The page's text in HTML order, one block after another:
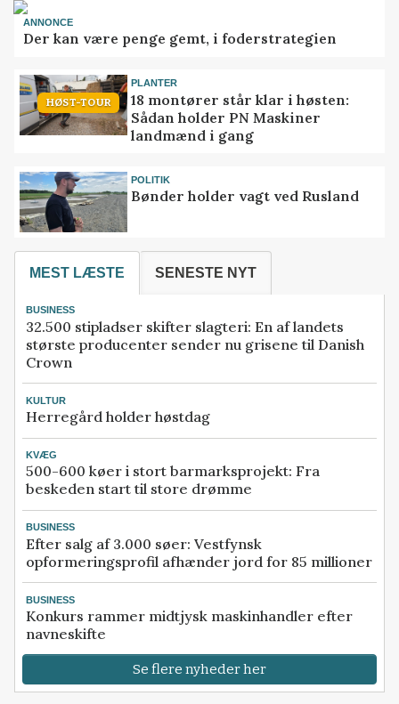
ANNONCE
Der kan være penge gemt, i foderstrategien
HØST-TOUR
PLANTER
18 montører står klar i høsten:
Sådan holder PN Maskiner
landmænd i gang
POLITIK
Bønder holder vagt ved Rusland
MEST LÆSTE SENESTE NYT
BUSINESS
32.500 stipladser skifter slagteri: En af landets
største producenter sender nu grisene til Danish
Crown
KULTUR
Herregård holder høstdag
KVÆG
500-600 køer i stort barmarksprojekt: Fra
beskeden start til store drømme
BUSINESS
Efter salg af 3.000 søer: Vestfynsk
opformeringsprofil afhænder jord for 85 millioner
BUSINESS
Konkurs rammer midtjysk maskinhandler efter
navneskifte
Se flere nyheder her